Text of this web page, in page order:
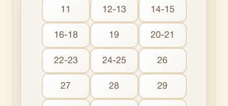
11 12-13 14-15
16-18 19 20-21
22-23 24-25 26
27 28 29